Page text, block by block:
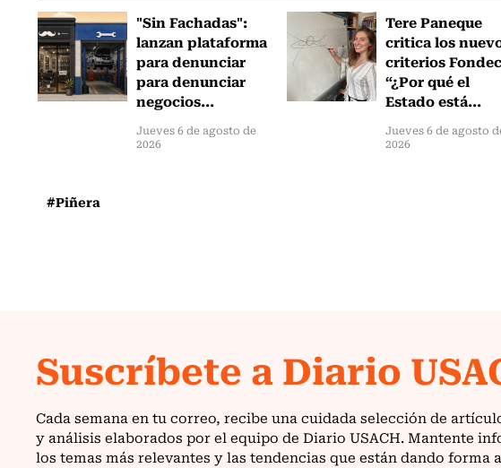
"Sin Fachadas":
lanzan plataforma
para denunciar
para denunciar
negocios...
Jueves 6 de agosto de
2026
Tere Paneque
critica los
criterios
“¿Por qué el
Estado está...
Jueves 6 de agosto
2026
#Piñera